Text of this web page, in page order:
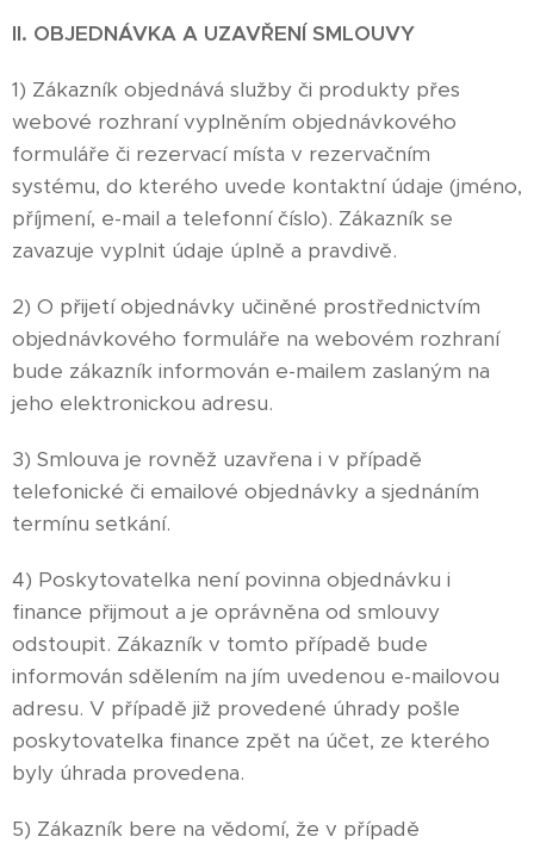
II. OBJEDNÁVKA A UZAVŘENÍ SMLOUVY
1) Zákazník objednává služby či produkty přes
webové rozhraní vyplněním objednávkového
formuláře či rezervací místa v rezervačním
systému, do kterého uvede kontaktní údaje (jméno,
příjmení, e-mail a telefonní číslo). Zákazník se
zavazuje vyplnit údaje úplně a pravdivě.
2) O přijetí objednávky učiněné prostřednictvím
objednávkového formuláře na webovém rozhraní
bude zákazník informován e-mailem zaslaným na
jeho elektronickou adresu.
3) Smlouva je rovněž uzavřena i v případě
telefonické či emailové objednávky a sjednáním
termínu setkání.
4) Poskytovatelka není povinna objednávku i
finance přijmout a je oprávněna od smlouvy
odstoupit. Zákazník v tomto případě bude
informován sdělením na jím uvedenou e-mailovou
adresu. V případě již provedené úhrady pošle
poskytovatelka finance zpět na účet, ze kterého
byly úhrada provedena.
5) Zákazník bere na vědomí, že v případě